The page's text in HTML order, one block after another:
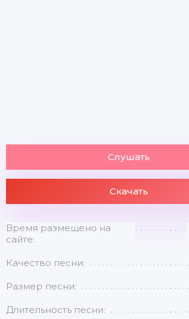
Слушать
Скачать
Время размещено на
сайте:
Качество песни:
Размер песни:
Длительность песни: